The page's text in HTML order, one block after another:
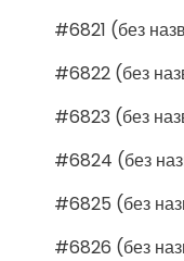
#6821 (без
#6822 (без
#6823 (без
#6824 (без
#6825 (без
#6826 (без